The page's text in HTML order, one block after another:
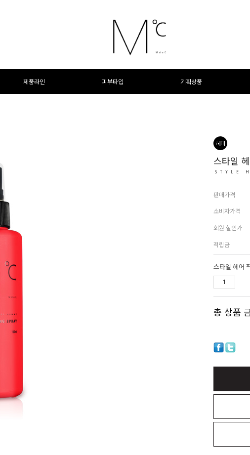
제품라인 피부타입 기획상품
스타일
STYLE
판매가격
소비자가격
회원 할인가
적립금
스타일 헤어
총 상품